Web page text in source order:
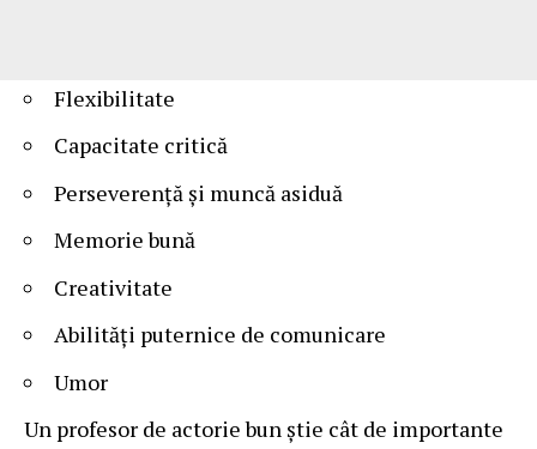
Flexibilitate
Capacitate critică
Perseverență și muncă asiduă
Memorie bună
Creativitate
Abilități puternice de comunicare
Umor
Un profesor de actorie bun știe cât de importante